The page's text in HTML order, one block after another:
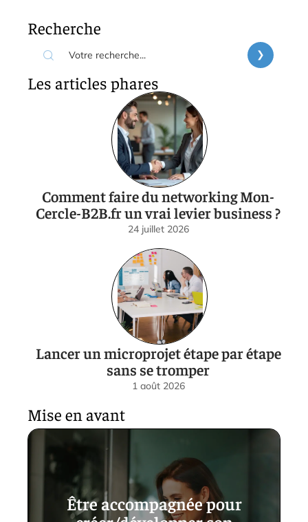
Recherche
Les articles phares
Comment faire du networking Mon-
Cercle-B2B.fr un vrai levier business ?
24 juillet 2026
Lancer un microprojet étape par étape
sans se tromper
1 août 2026
Mise en avant
Être accompagnée pour